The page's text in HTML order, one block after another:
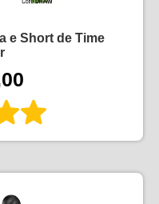
e Short de Time